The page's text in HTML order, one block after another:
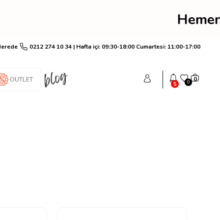
Hemen üye ol
0212 274 10 34 | Hafta içi: 09:30-18:00 Cumartesi: 11:00-17:00
OUTLET
5 0 0